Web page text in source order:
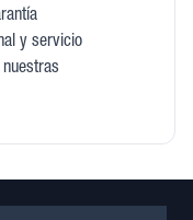
y servicio